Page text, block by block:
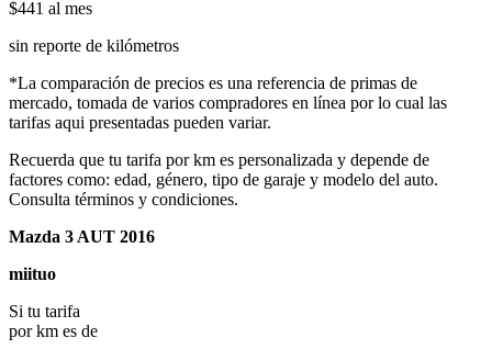
$441 al mes
sin reporte de kilómetros
*La comparación de precios es una referencia de primas de
mercado, tomada de varios compradores en línea por lo cual las
tarifas aqui presentadas pueden variar.
Recuerda que tu tarifa por km es personalizada y depende de
factores como: edad, género, tipo de garaje y modelo del auto.
Consulta términos y condiciones.
Mazda 3 AUT 2016
miituo
Si tu tarifa
por km es de